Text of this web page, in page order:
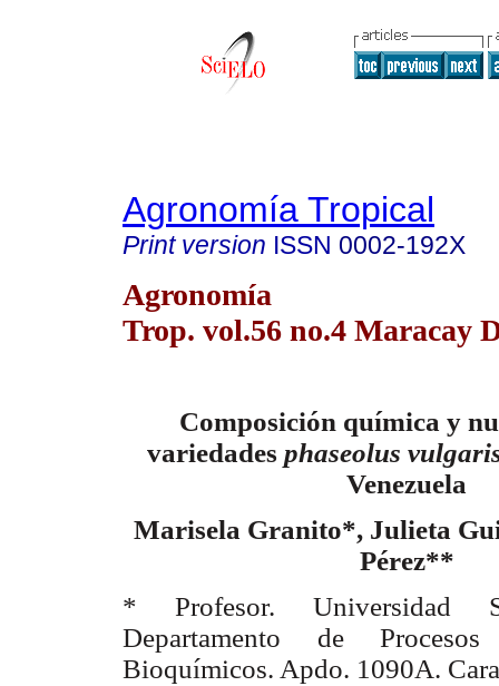
Agronomía Tropical
Print version ISSN 0002-192X
Agronomía
Trop. vol.56 no.4 Maracay
Composición química y
variedades phaseolus
Venezuela
Marisela Granito*, Julieta
Pérez**
* Profesor. Universidad
Departamento de
Bioquímicos. Apdo. 1090A.